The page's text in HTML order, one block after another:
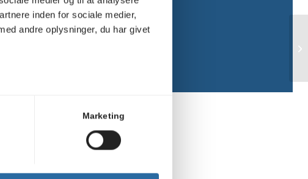
inden for sociale medier,
andre oplysninger, du har givet
Marketing